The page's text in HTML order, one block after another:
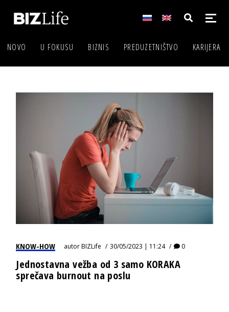
NOVO U FOKUSU BIZNIS PREDUZETNIŠTVO KARIJERA
KNOW-HOW autorBIZLife 30/05/2023 | 11:24 0
Jednostavna vežba od 3 samo KORAKA
sprečava burnout na poslu